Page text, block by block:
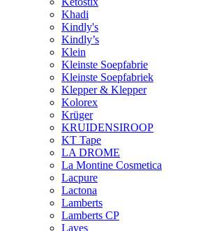
Khadi
Kindly's
Kindly’s
Klein
Kleinste Soepfabrie
Kleinste Soepfabriek
Klepper & Klepper
Kolorex
Krüger
KRUIDENSIROOP
KT Tape
LA DROME
La Montine Cosmetica
Lacpure
Lactona
Lamberts
Lamberts CP
Laves